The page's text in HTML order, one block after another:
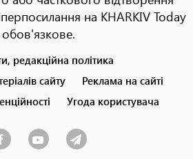
на KHARKIV Today
обов'язкове.
редакційна політика
сайту
Реклама на сайті
Угода користувача